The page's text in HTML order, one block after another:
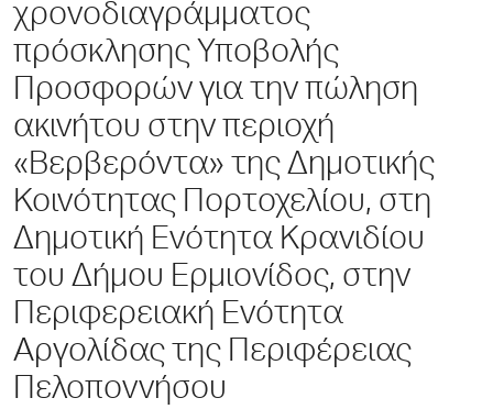
χρονοδιαγράμματος
πρόσκλησης Υποβολής
Προσφορών για την πώληση
ακινήτου στην περιοχή
«Βερβερόντα» της Δημοτικής
Κοινότητας Πορτοχελίου, στη
Δημοτική Ενότητα Κρανιδίου
του Δήμου Ερμιονίδος, στην
Περιφερειακή Ενότητα
Αργολίδας της Περιφέρειας
Πελοποννήσου